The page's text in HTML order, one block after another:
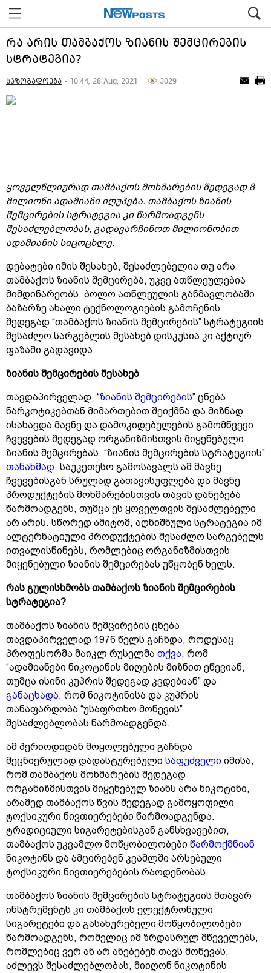
რა არის თამბაქოს ზიანის შემცირების
სტრატეგია?
საზოგადოება - 10:44, 28 Aug, 2021 3029
ყოველწლიურად თამბაქოს მოხმარების შედეგად 8
მილიონი ადამიანი იღუპება. თამბაქოს ზიანის
შემცირების სტრატეგია კი წარმოადგენს
შესაძლებლობას, გადავარჩინოთ მილიონობით
ადამიანის სიცოცხლე.
დებატები იმის შესახებ, შესაძლებელია თუ არა
თამბაქოს ზიანის შემცირება, უკვე ათწლეულებია
მიმდინარეობს. ბოლო ათწლეულის განმავლობაში
ბაზარზე ახალი ტექნოლოგიების გამოჩენის
შედეგად “თამბაქოს ზიანის შემცირების” სტრატეგიის
შესაძლო სარგებლის შესახებ დისკუსია კი აქტიურ
ფაზაში გადავიდა.
ზიანის შემცირების შესახებ
თავდაპირველად, “ზიანის შემცირების” ცნება
ნარკოტიკებთან მიმართებით შეიქმნა და მიზნად
ისახავდა მავნე და დამოკიდებულების გამომწვევი
ჩვევების შედეგად ორგანიზმისთვის მიყენებული
ზიანის შემცირებას. “ზიანის შემცირების სტრატეგიის”
თანახმად, საუკეთესო გამოსავალს ამ მავნე
ჩვევებისგან სრულად გათავისუფლება და მავნე
პროდუქტების მოხმარებისთვის თავის დანებება
წარმოადგენს, თუმცა ეს ყოველთვის შესაძლებელი
არ არის. სწორედ ამიტომ, აღნიშნული სტრატეგია იმ
ალტერნატიული პროდუქტების შესაძლო სარგებელს
ითვალისწინებს, რომლებიც ორგანიზმისთვის
მიყენებული ზიანის შემცირებას უწყობენ ხელს.
რას გულისხმობს თამბაქოს ზიანის შემცირების
სტრატეგია?
თამბაქოს ზიანის შემცირების ცნება
თავდაპირველად 1976 წელს გაჩნდა, როდესაც
პროფესორმა მაიკლ რუსელმა თქვა, რომ
“ადამიანები ნიკოტინის მიღების მიზნით ეწევიან,
თუმცა ისინი კუპრის შედეგად კვდებიან” და
განაცხადა, რომ ნიკოტინისა და კუპრის
თანაფარდობა “უსაფრთხო მოწევის”
შესაძლებლობას წარმოადგენდა.
ამ პერიოდიდან მოყოლებული გაჩნდა
მეცნიერულად დადასტურებული საფუძველი იმისა,
რომ თამბაქოს მოხმარების შედეგად
ორგანიზმისთვის მიყენებულ ზიანს არა ნიკოტინი,
არამედ თამბაქოს წვის შედეგად გამოყოფილი
ტოქსიკური ნივთიერებები წარმოადგენდა.
ტრადიციული სიგარეტებისგან განსხვავებით,
თამბაქოს უკვამლო მოწყობილობები წარმოქმნიან
ნიკოტინს და ამცირებენ კვამლში არსებული
ტოქსიკური ნივთიერებების რაოდენობას.
თამბაქოს ზიანის შემცირების სტრატეგიის მთავარ
ინსტრუმენტს კი თამბაქოს ელექტრონული
სიგარეტები და გასახურებელი მოწყობილობები
წარმოადგენს, რომელიც იმ ზრდასრულ მწეველებს,
რომლებიც ვერ ან არ ანებებენ თავს მოწევას,
აძლევს შესაძლებლობას, მიიღონ ნიკოტინის